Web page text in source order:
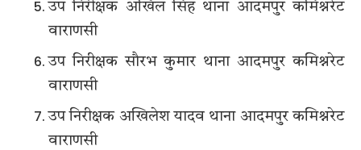
उप निरीक्षक अखिल सिंह थाना आदमपुर कमिश्नरेट
वाराणसी
उप निरीक्षक सौरभ कुमार थाना आदमपुर कमिश्नरेट
वाराणसी
उप निरीक्षक अखिलेश यादव थाना आदमपुर कमिश्नरेट
वाराणसी